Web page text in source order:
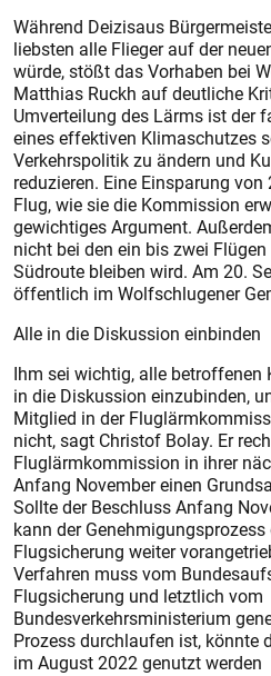
Während Deizisaus
liebsten alle Flieger auf der
würde, stößt das Vorhaben bei
Matthias Ruckh auf deutliche
Umverteilung des Lärms ist der
eines effektiven Klimaschutzes
Verkehrspolitik zu ändern und
reduzieren. Eine Einsparung
Flug, wie sie die Kommission
gewichtiges Argument.
nicht bei den ein bis zwei
Südroute bleiben wird. Am 20.
öffentlich im Wolfschlugener
Alle in die Diskussion einbinden
Ihm sei wichtig, alle
in die Diskussion einzubinden,
Mitglied in der
nicht, sagt Christof Bolay. Er
Fluglärmkommission in ihrer
Anfang November einen
Sollte der Beschluss Anfang
kann der
Flugsicherung weiter
Verfahren muss vom
Flugsicherung und letztlich vom
Bundesverkehrsministerium
Prozess durchlaufen ist, könnte
im August 2022 genutzt werden